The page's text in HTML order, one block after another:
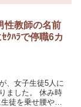
性教師の名前
ｸﾊﾗで停職6カ
、女子生徒5人に
ました。 休み時
徒を乗せ腰やう